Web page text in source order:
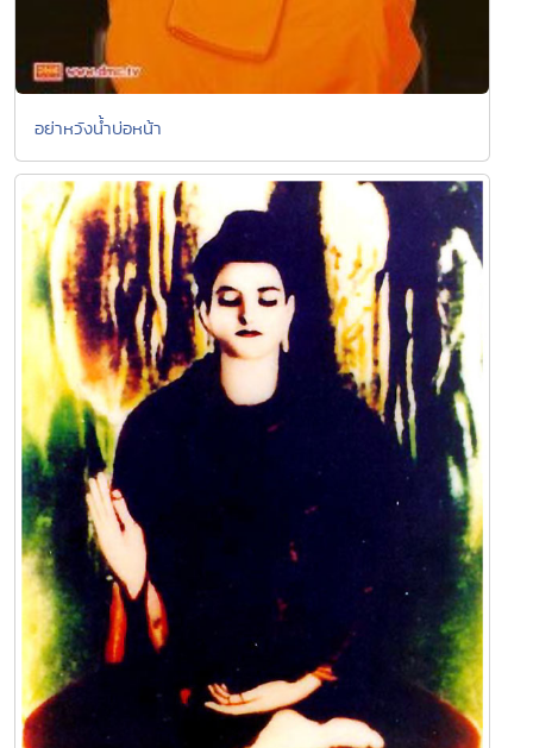
อย่าหวังน้ำบ่อหน้า